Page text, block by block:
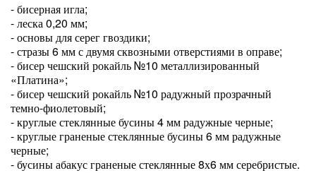
- бисерная игла;
- леска 0,20 мм;
- основы для серег гвоздики;
- стразы 6 мм с двумя сквозными отверстиями в оправе;
- бисер чешский рокайль №10 металлизированный
«Платина»;
- бисер чешский рокайль №10 радужный прозрачный
темно-фиолетовый;
- круглые стеклянные бусины 4 мм радужные черные;
- круглые граненые стеклянные бусины 6 мм радужные
черные;
- бусины абакус граненые стеклянные 8х6 мм серебристые.